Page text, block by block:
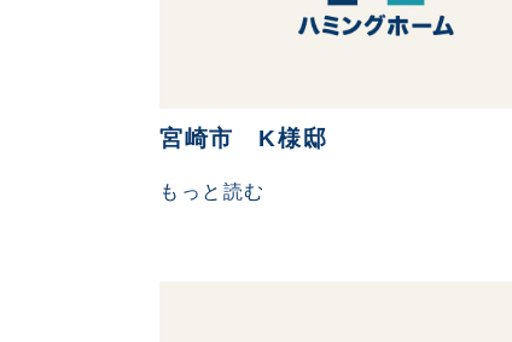
宮崎市 K様邸
もっと読む